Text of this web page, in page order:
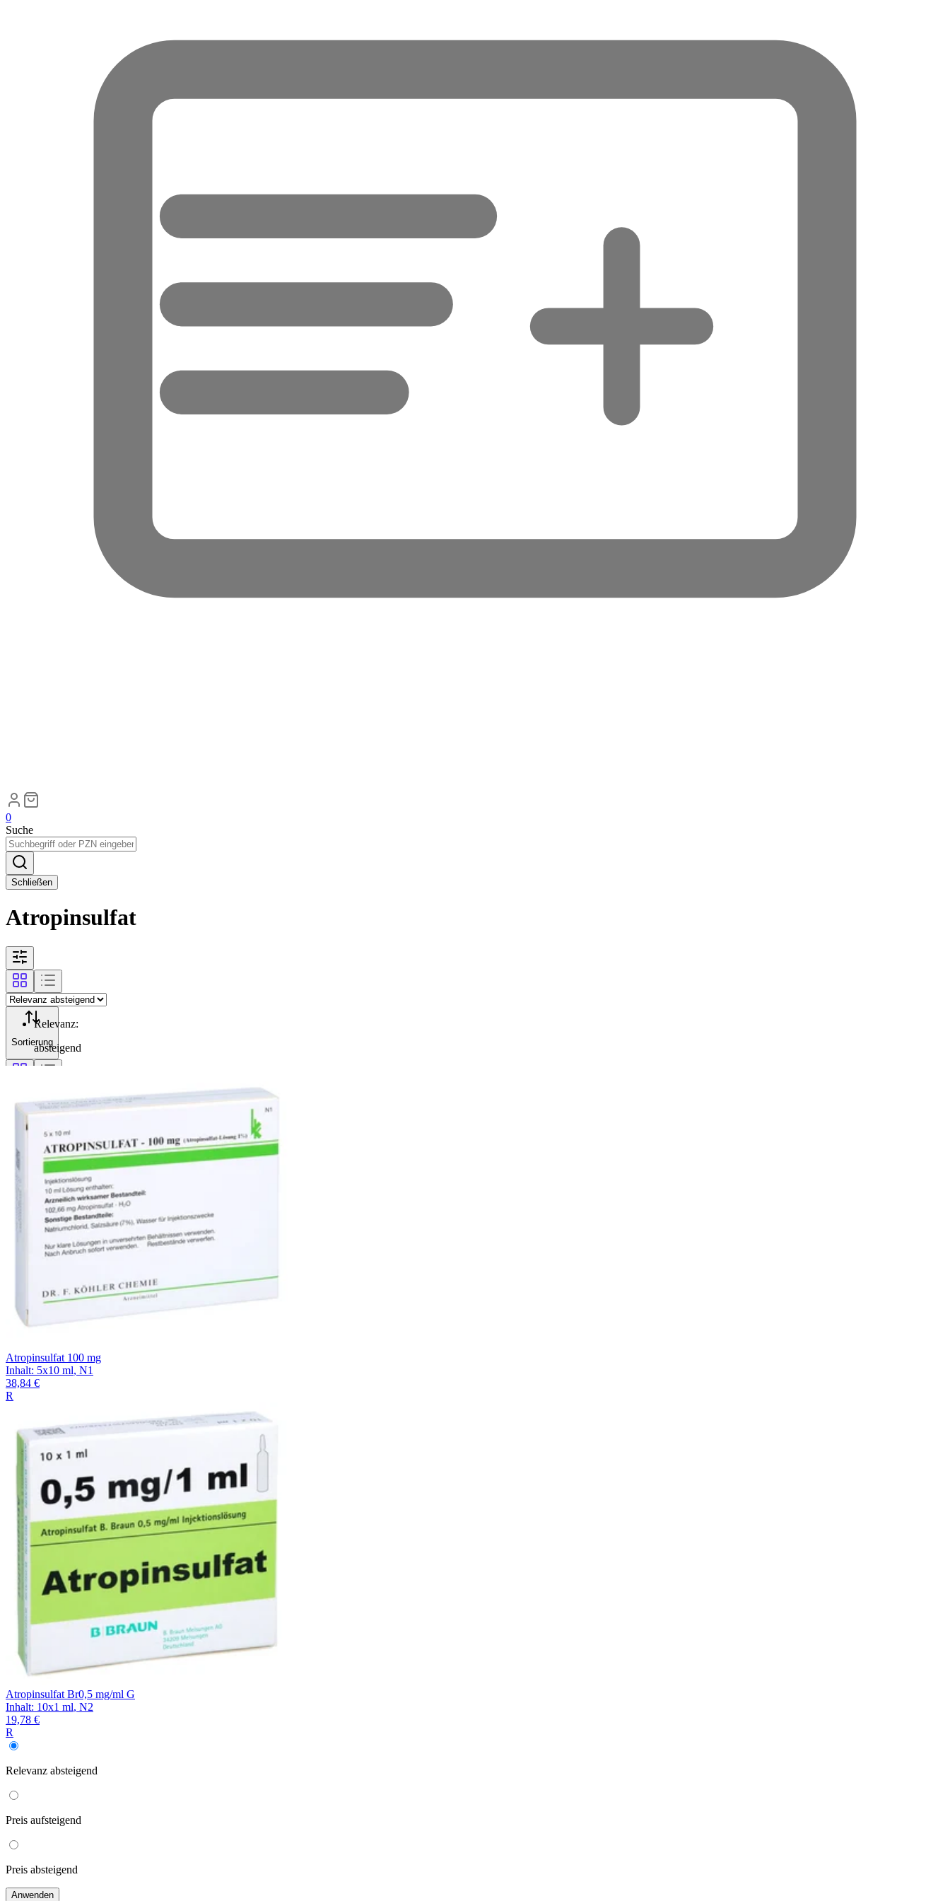
0
Suche
Schließen
Atropinsulfat
Sortierung
Relevanz:
absteigend
Atropinsulfat 100 mg
Inhalt: 5x10 ml, N1
38,84 €
R
Atropinsulfat Br0,5 mg/ml G
Inhalt: 10x1 ml, N2
19,78 €
R
Relevanz absteigend
Preis aufsteigend
Preis absteigend
Anwenden